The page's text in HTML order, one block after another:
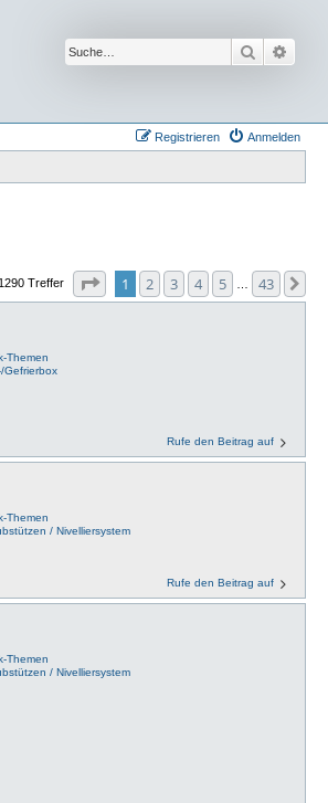
Suche
Anmelden
Registrieren
Treffer Seite von43
1 2 3 4 5 43
Themen
Gefrierbox
Rufe den Beitrag auf
Themen
/ Nivelliersystem
Rufe den Beitrag auf
Themen
/ Nivelliersystem